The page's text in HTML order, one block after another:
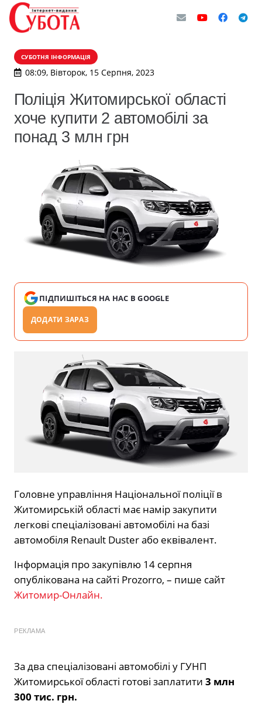
СУБОТНЯ ІНФОРМАЦІЯ
08:09, Вівторок, 15 Серпня, 2023
Поліція Житомирської області
хоче купити 2 автомобілі за
понад 3 млн грн
ПІДПИШІТЬСЯ НА НАС В GOOGLE
ДОДАТИ ЗАРАЗ
Головне управління Національної поліції в
Житомирській області має намір закупити
легкові спеціалізовані автомобілі на базі
автомобіля Renault Duster або еквівалент.
Інформація про закупівлю 14 серпня
опублікована на сайті Prozorro, – пише сайт
Житомир-Онлайн.
РЕКЛАМА
За два спеціалізовані автомобілі у ГУНП
Житомирської області готові заплатити 3 млн
300 тис. грн.